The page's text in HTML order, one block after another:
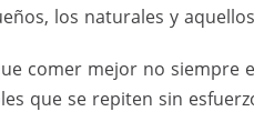
los naturales y
comer mejor no siempre
que se repiten sin